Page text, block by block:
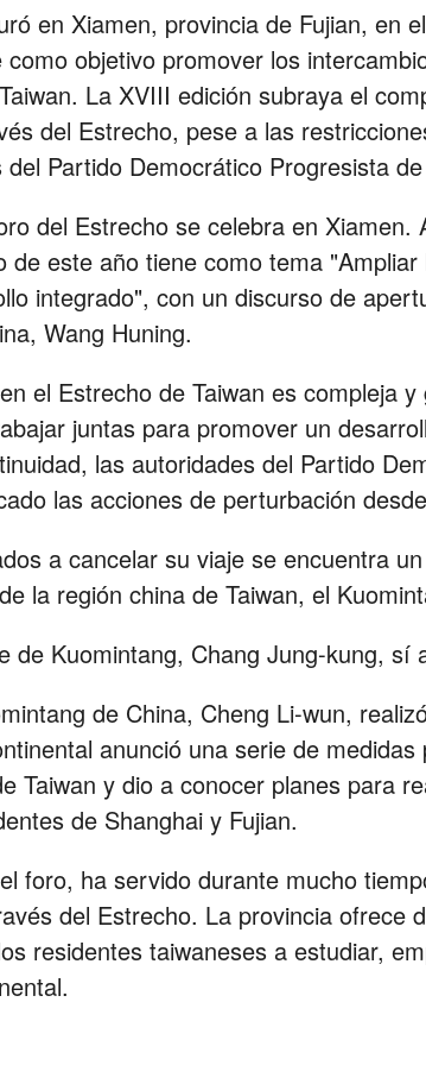
en Xiamen, provincia de Fujian, en
objetivo promover los
La XVIII edición subraya el
del Estrecho, pese a las
Partido Democrático Progresista
del Estrecho se celebra en Xiamen.
de este año tiene como tema
integrado", con un discurso de
Wang Huning.
el Estrecho de Taiwan es compleja
juntas para promover un
las autoridades del Partido
las acciones de perturbación
a cancelar su viaje se encuentra
la región china de Taiwan, el
de Kuomintang, Chang Jung-kung, sí
de China, Cheng Li-wun,
anunció una serie de
Taiwan y dio a conocer planes para
de Shanghai y Fujian.
foro, ha servido durante mucho
del Estrecho. La provincia ofrece
residentes taiwaneses a estudiar,